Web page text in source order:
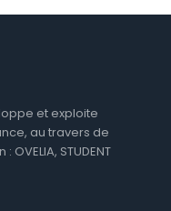
et exploite
au travers de
STUDENT